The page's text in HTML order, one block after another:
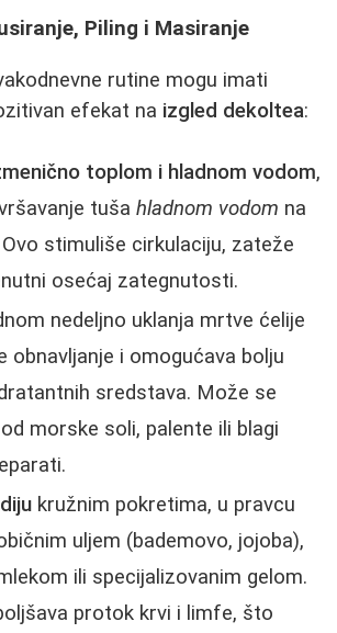
Piling i Masiranje
rutine mogu imati
efekat na izgled dekoltea:
toplom i hladnom vodom,
tuša hladnom vodom na
stimuliše cirkulaciju, zateže
osećaj zategnutosti.
nedeljno uklanja mrtve ćelije
obnavljanje i omogućava bolju
sredstava. Može se
morske soli, palente ili blagi
kružnim pokretima, u pravcu
uljem (bademovo, jojoba),
ili specijalizovanim gelom.
protok krvi i limfe, što